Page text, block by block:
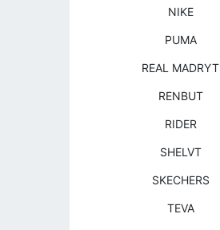
NIKE
PUMA
REAL MADRYT
RENBUT
RIDER
SHELVT
SKECHERS
TEVA